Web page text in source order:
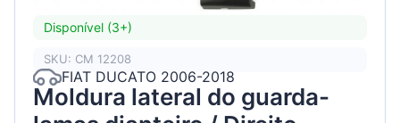
Disponível (3+)
SKU: CM 12208
FIAT DUCATO 2006-2018
Moldura lateral do guarda-